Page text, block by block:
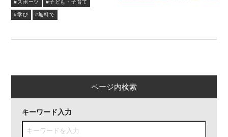
#スポーツ #子ども・子育て
#学び #無料で
ページ内検索
キーワード入力